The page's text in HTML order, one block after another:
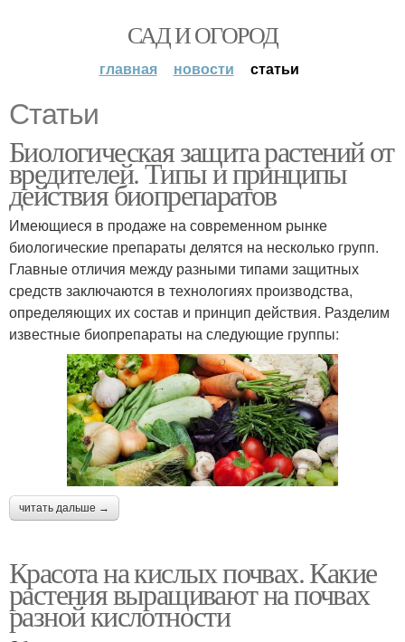
САД И ОГОРОД
главная новости статьи
Статьи
Биологическая защита растений от
вредителей. Типы и принципы
действия биопрепаратов
Имеющиеся в продаже на современном рынке
биологические препараты делятся на несколько групп.
Главные отличия между разными типами защитных
средств заключаются в технологиях производства,
определяющих их состав и принцип действия. Разделим
известные биопрепараты на следующие группы:
читать дальше →
Красота на кислых почвах. Какие
растения выращивают на почвах
разной кислотности